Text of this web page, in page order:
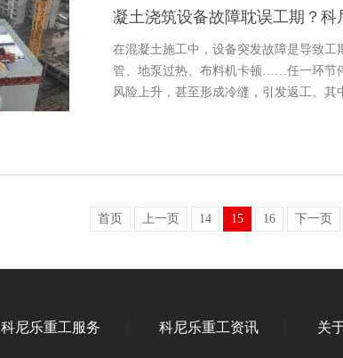
凝土浇筑设备故障耽误工期？
在混凝土施工中，设备突发故障是导致
管、地泵过热、布料机卡顿……任一环节
风险上升，甚至形成冷缝，引发返工。
首页 上一页 14 15 16 下一页
科尼乐重工服务 科尼乐重工资讯 关